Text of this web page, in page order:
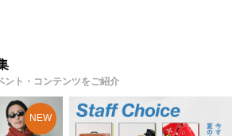
ント・コンテンツをご紹介